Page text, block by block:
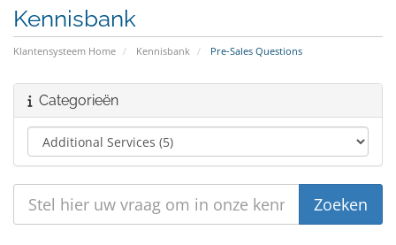
Kennisbank
Klantensysteem Home Kennisbank Pre-Sales Questions
Categorieën